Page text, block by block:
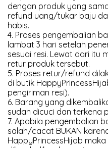
dengan produk yang
refund uang/tukar baju
habis.
4. Proses pengembalian
lambat 3 hari setelah
sesuai resi. Lewat dari itu
retur produk tersebut.
5. Proses retur/refund
di butik
pengiriman resi).
6. Barang yang
sudah dicuci dan terkena
7. Apabila pengembalian
salah/cacat BUKAN
HappyPrincessHijab